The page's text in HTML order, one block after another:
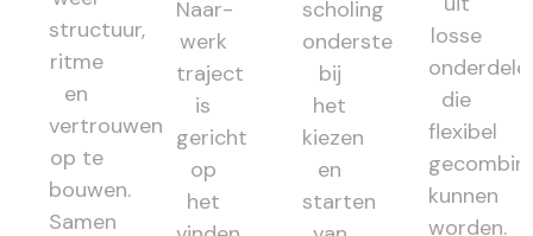
structuur,
ritme
en
vertrouwen
op te
bouwen.
Samen
Naar-
werk
traject
is
gericht
op
het
scholing
ondersteunt
bij
het
kiezen
en
starten
losse
die
flexibel
kunnen
worden.